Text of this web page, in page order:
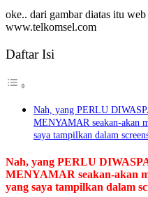
oke.. dari gambar diatas itu
www.telkomsel.com
Daftar Isi
Nah, yang PERLU
MENYAMAR seakan-akan
saya tampilkan dalam
Nah, yang PERLU
MENYAMAR seakan-akan
yang saya tampilkan dalam